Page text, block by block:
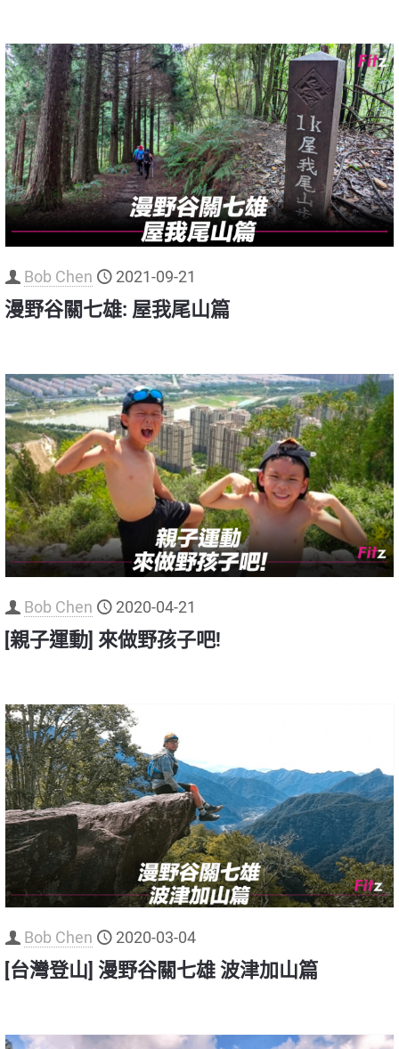
Bob Chen 2021-09-21
漫野谷關七雄: 屋我尾山篇
Bob Chen 2020-04-21
[親子運動] 來做野孩子吧!
Bob Chen 2020-03-04
[台灣登山] 漫野谷關七雄 波津加山篇